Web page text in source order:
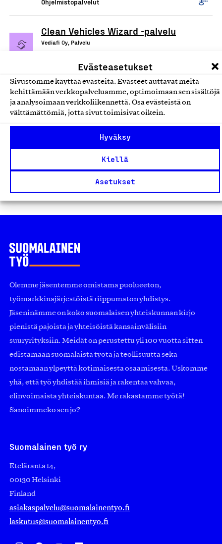
Evästeasetukset
Sivustomme käyttää evästeitä. Evästeet auttavat meitä
kehittämään verkkopalveluamme, optimoimaan sen sisältöjä
ja analysoimaan verkkoliikennettä. Osa evästeistä on
välttämättömiä, jotta sivut toimisivat oikein.
Hyväksy
Kiellä
Asetukset
Clean Vehicles Wizard -palvelu
Vediafi Oy, Palvelu
Vointy työhyvinvointisovellus
Wellthyforce Oy, Palvelu
Ohjelmistopalvelut
Kaukovahti-valvontapalvelut
Suomen Lämpömittari Oy, Palvelu
Ohjelmistopalvelut
Olemme jäsentemme omistama puolueeton,
työmarkkinajärjestöistä riippumaton yhdistys.
Jäseninämme on koko suomalaisen yhteiskunnan kirjo
pienistä pajoista ja yhteisöistä kansainvälisiin
suuryrityksiin. Meidät on perustettu yli 100 vuotta sitten
edistämään suomalaista työtä ja teollisuutta sekä
nostamaan ylpeyttä kotimaisesta osaamisesta. Uskomme
yhä, että työ yhdistää ihmisiä ja rakentaa vahvaa,
elinvoimaista yhteiskuntaa. Me rakastamme työtä!
Sanoimmeko sen jo?
Suomalainen työ ry
Eteläranta 14,
00130 Helsinki
Finland
asiakaspalvelu@suomalainentyo.fi
laskutus@suomalainentyo.fi